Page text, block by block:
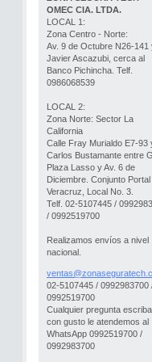
OMEC CIA. LTDA.
LOCAL 1:
Zona Centro - Norte:
Av. 9 de Octubre N26-141
Javier Ascazubi, cerca al
Banco Pichincha. Telf.
0986068539
LOCAL 2:
Zona Norte: Sector La
California
Calle Fray Murialdo E7-93
Carlos Bustamante entre
Plaza Lasso y Av. 6 de
Diciembre. Conjunto Portal
Veracruz, Local No. 3.
Telf. 02-5107445 /
/ 0992519700
Realizamos envíos a nivel
nacional.
ventas@zonasegur
02-5107445 / 0992983700
0992519700
Cualquier pregunta
con gusto le atendemos al
WhatsApp 0992519700 /
0992983700